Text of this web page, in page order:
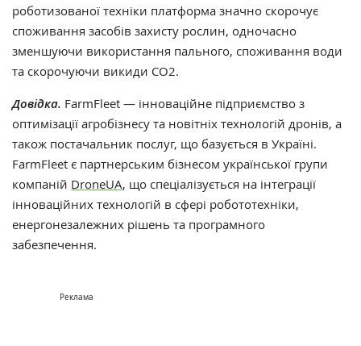
роботизованої техніки платформа значно скорочує
споживання засобів захисту рослин, одночасно
зменшуючи використання пального, споживання води
та скорочуючи викиди CO2.
Довідка. FarmFleet — інноваційне підприємство з
оптимізації агробізнесу та новітніх технологій дронів, а
також постачальник послуг, що базується в Україні.
FarmFleet є партнерським бізнесом української групи
компаній DroneUA, що спеціалізується на інтеграції
інноваційних технологій в сфері робототехніки,
енергонезалежних рішень та програмного
забезпечення.
Реклама